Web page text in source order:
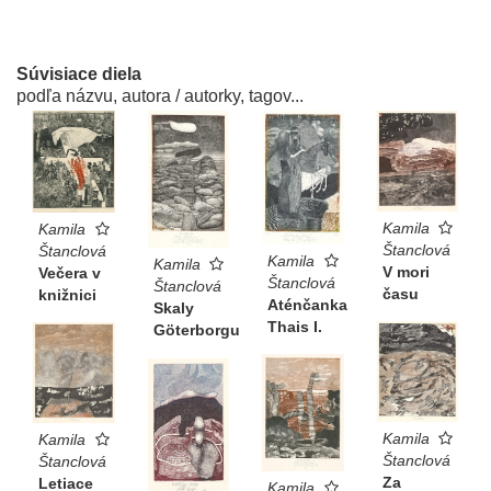
Súvisiace diela
podľa názvu, autora / autorky, tagov...
Kamila
Štanclová
Večera v
knižnici
Kamila
Štanclová
Skaly
Göterborgu
Kamila
Štanclová
Aténčanka
Thais I.
Kamila
Štanclová
V mori
času
Kamila
Štanclová
Za
Kamila
Štanclová
Letiace